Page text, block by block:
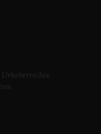
Urheberrechte